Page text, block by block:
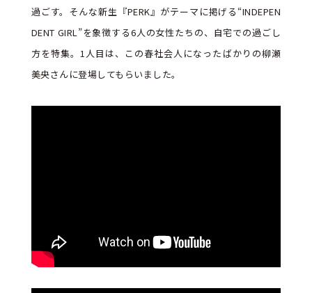
過ごす。そんな新生『PERK』がテーマに掲げる“INDEPEN
DENT GIRL”を象徴する6人の女性たちの、自宅での過ごし
方を特集。1人目は、この春社会人になったばかりの柳瀬
美央さんに登場してもらいました。